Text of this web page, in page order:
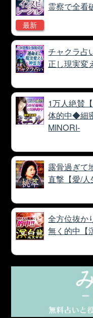
最新
霊察で全看
チャクラ占
正し現実変
1万人絶賛
体的中◆細
MINORI-
露骨過ぎて
直撃【愛/
全方位抜
無く的中【